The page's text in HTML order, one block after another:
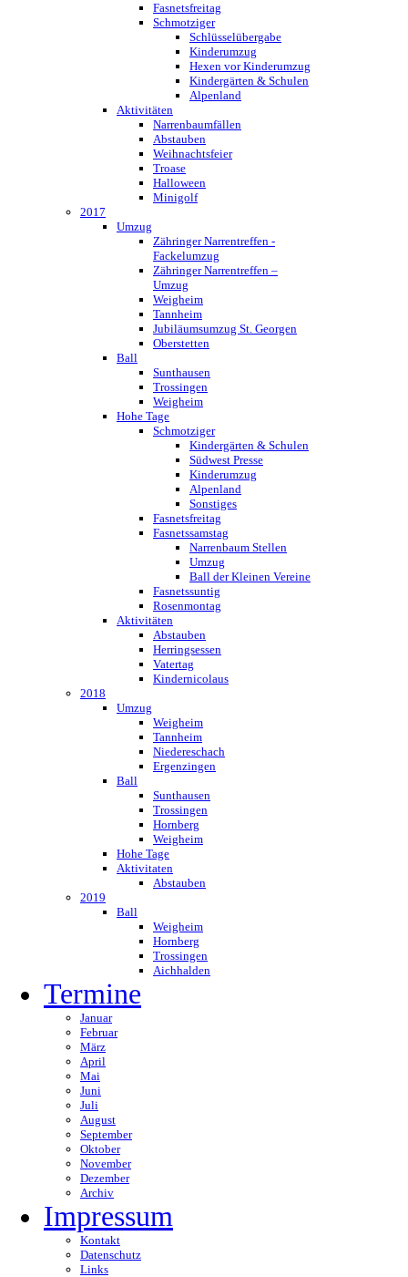
Fasnetsfreitag
Schmotziger
Schlüsselübergabe
Kinderumzug
Hexen vor Kinderumzug
Kindergärten & Schulen
Alpenland
Aktivitäten
Narrenbaumfällen
Abstauben
Weihnachtsfeier
Troase
Halloween
Minigolf
2017
Umzug
Zähringer Narrentreffen -
Fackelumzug
Zähringer Narrentreffen –
Umzug
Weigheim
Tannheim
Jubiläumsumzug St. Georgen
Oberstetten
Ball
Sunthausen
Trossingen
Weigheim
Hohe Tage
Schmotziger
Kindergärten & Schulen
Südwest Presse
Kinderumzug
Alpenland
Sonstiges
Fasnetsfreitag
Fasnetssamstag
Narrenbaum Stellen
Umzug
Ball der Kleinen Vereine
Fasnetssuntig
Rosenmontag
Aktivitäten
Abstauben
Herringsessen
Vatertag
Kindernicolaus
2018
Umzug
Weigheim
Tannheim
Niedereschach
Ergenzingen
Ball
Sunthausen
Trossingen
Hornberg
Weigheim
Hohe Tage
Aktivitaten
Abstauben
2019
Ball
Weigheim
Hornberg
Trossingen
Aichhalden
Termine
Januar
Februar
März
April
Mai
Juni
Juli
August
September
Oktober
November
Dezember
Archiv
Impressum
Kontakt
Datenschutz
Links